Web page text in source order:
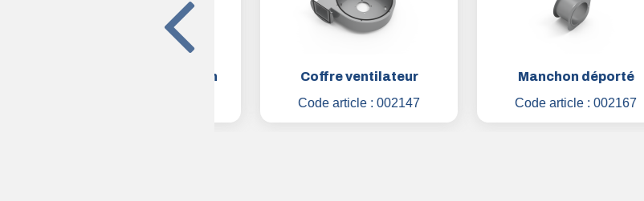
Coffre ventilateur
Code article :002147
Manchon déporté
Code article :002167